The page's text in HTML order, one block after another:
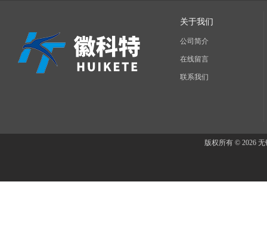
关于我们
公司简介
在线留言
联系我们
版权所有 © 2026